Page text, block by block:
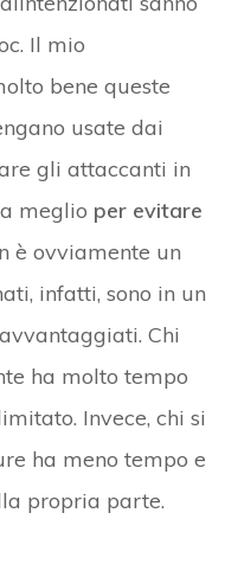
Il mio
bene queste
usate dai
gli attaccanti in
meglio per evitare
è ovviamente un
infatti, sono in un
Chi
ha molto tempo
Invece, chi si
ha meno tempo e
propria parte.